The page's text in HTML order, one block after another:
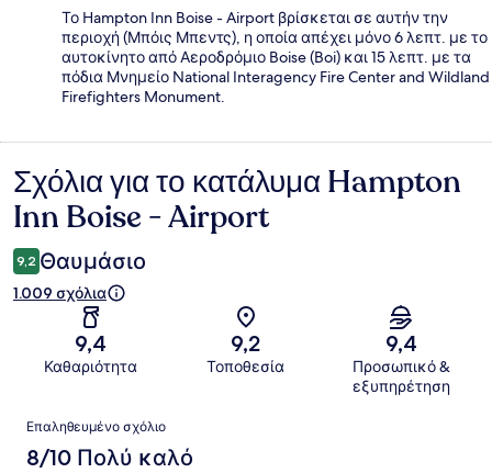
Το Hampton Inn Boise - Airport βρίσκεται σε αυτήν την
περιοχή (Μπόις Μπεντς), η οποία απέχει μόνο 6 λεπτ. με το
αυτοκίνητο από Αεροδρόμιο Boise (Boi) και 15 λεπτ. με τα
πόδια Μνημείο National Interagency Fire Center and Wildland
Firefighters Monument.
Σχόλια
Σχόλια για το κατάλυμα Hampton
Inn Boise - Airport
9,2 Θαυμάσιο
1.009 σχόλια
9,4
Καθαριότητα
9,2
Τοποθεσία
9,4
Προσωπικό &
εξυπηρέτηση
Σχόλια
Επαληθευμένο σχόλιο
8/10 Πολύ καλό